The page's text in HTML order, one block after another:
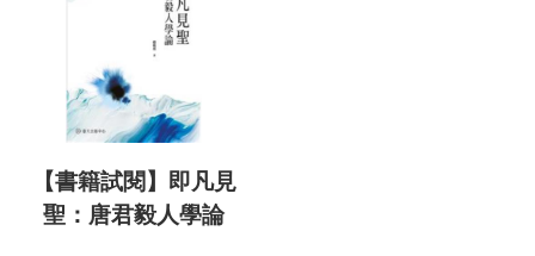
【書籍試閱】即凡見
聖：唐君毅人學論